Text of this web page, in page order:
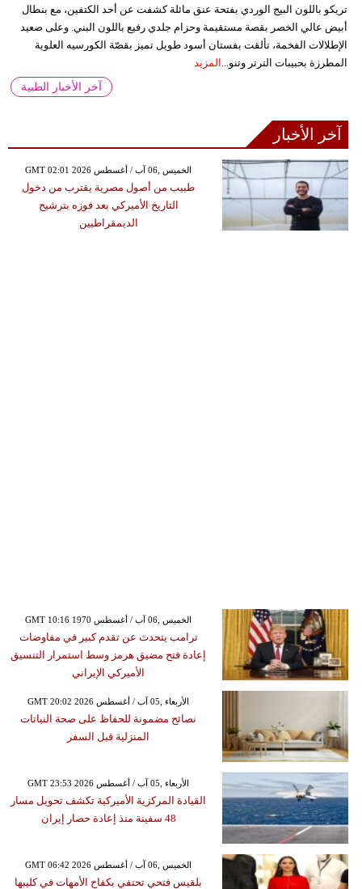
تريكو باللون البيج الوردي بفتحة عنق مائلة كشفت عن أحد الكتفين، مع بنطال
أبيض عالي الخصر بقصة مستقيمة وحزام جلدي رفيع باللون البني. وعلى صعيد
الإطلالات الفخمة، تألقت بفستان أسود طويل تميز بقصّة الكورسيه العلوية
المطرزة بحبيبات الترتر وتنو... المزيد
آخر الأخبار الطبية
آخر الأخبار
GMT 02:01 2026 الخميس ,06 آب / أغسطس
طبيب من أصول مصرية يقترب من دخول
التاريخ الأميركي بعد فوزه بترشيح
الديمقراطيين
GMT 10:16 1970 الخميس ,06 آب / أغسطس
ترامب يتحدث عن تقدم كبير في مفاوضات
إعادة فتح مضيق هرمز وسط استمرار التنسيق
الأميركي الإيراني
GMT 20:02 2026 الأربعاء ,05 آب / أغسطس
نصائح مضمونة للحفاظ على صحة النباتات
المنزلية قبل السفر
GMT 23:53 2026 الأربعاء ,05 آب / أغسطس
القيادة المركزية الأميركية تكشف تحويل مسار
48 سفينة منذ إعادة حصار إيران
GMT 06:42 2026 الخميس ,06 آب / أغسطس
بلقيس فتحي تحتفي بكفاح الأمهات في كليبها